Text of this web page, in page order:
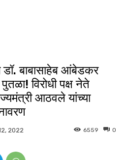
डॉ. बाबासाहेब आंबेडकर
विरोधी पक्ष नेते
आठवले यांच्या
2022 0
6559